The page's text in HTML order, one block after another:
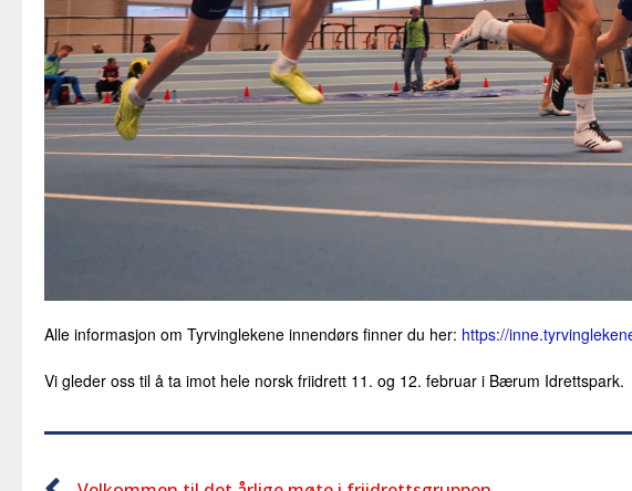
Alle informasjon om Tyrvinglekene innendørs finner du her: https://
Vi gleder oss til å ta imot hele norsk friidrett 11. og 12. februar i Bærum Idrettspark.